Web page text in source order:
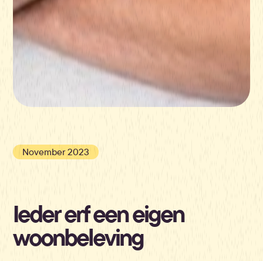
November 2023
Ieder erf een eigen
woonbeleving